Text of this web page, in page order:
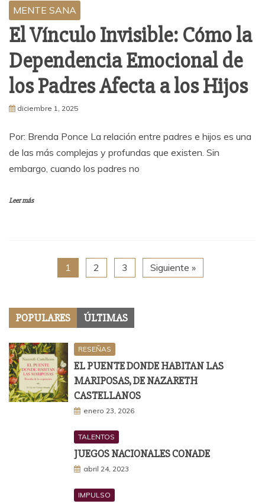
MENTE SANA
El Vínculo Invisible: Cómo la
Dependencia Emocional de
los Padres Afecta a los Hijos
diciembre 1, 2025
Por: Brenda Ponce La relación entre padres e hijos es una
de las más complejas y profundas que existen. Sin
embargo, cuando los padres no
Leer más
1 2 3 Siguiente »
POPULARES ÚLTIMAS
RESEÑAS
EL PUENTE DONDE HABITAN LAS
MARIPOSAS, DE NAZARETH
CASTELLANOS
enero 23, 2026
TALENTOS
JUEGOS NACIONALES CONADE
abril 24, 2023
IMPULSO